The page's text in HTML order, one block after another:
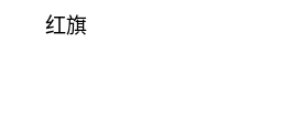
红旗